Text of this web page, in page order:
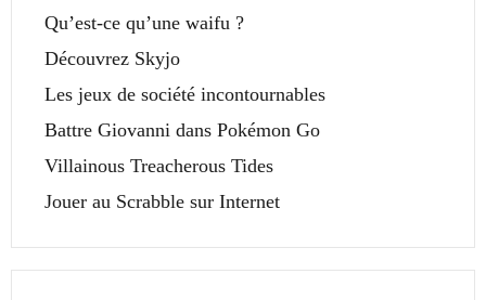
Qu’est-ce qu’une waifu ?
Découvrez Skyjo
Les jeux de société incontournables
Battre Giovanni dans Pokémon Go
Villainous Treacherous Tides
Jouer au Scrabble sur Internet